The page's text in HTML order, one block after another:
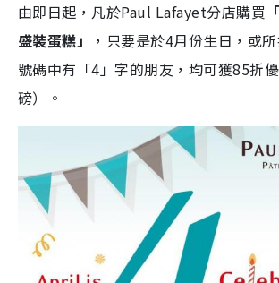
由即日起，凡於Paul Lafayet分店購買
盛裝蛋糕」
，只要是於4月份生日，或
號碼中有「4」字的朋友，均可獲85折
磅）。